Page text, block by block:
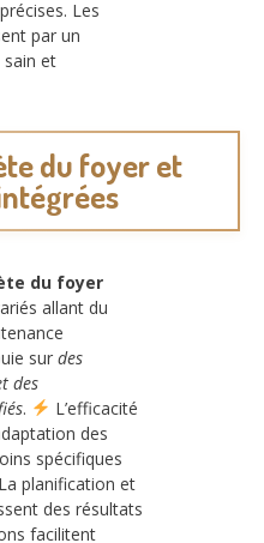
Les
par un
et
du foyer et
du foyer
allant du
sur des
des
.
L’efficacité
des
spécifiques
planification et
des résultats
facilitent